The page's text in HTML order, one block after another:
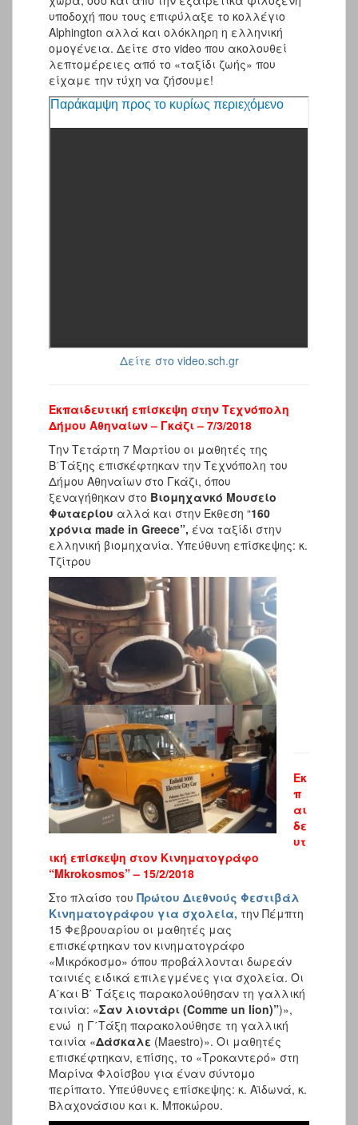
υποδοχή που τους επιφύλαξε το κολλέγιο
Alphington αλλά και ολόκληρη η ελληνική
ομογένεια. Δείτε στο video που ακολουθεί
λεπτομέρειες από το «ταξίδι ζωής» που
είχαμε την τύχη να ζήσουμε!
Δείτε στο video.sch.gr
Εκπαιδευτική επίσκεψη στην Τεχνόπολη
Δήμου Αθηναίων – Γκάζι – 7/3/2018
Την Τετάρτη 7 Μαρτίου οι μαθητές της
Β΄Τάξης επισκέφτηκαν την Τεχνόπολη του
Δήμου Αθηναίων στο Γκάζι, όπου
ξεναγήθηκαν στο Βιομηχανκό Μουσείο
Φωταερίου αλλά και στην Έκθεση “160
χρόνια made in Greece”, ένα ταξίδι στην
ελληνική βιομηχανία. Υπεύθυνη επίσκεψης: κ.
Τζίτρου
Εκ
π
αι
δε
υτ
ική επίσκεψη στον Κινηματογράφο
“Mkrokosmos” – 15/2/2018
Στο πλαίσο του Πρώτου Διεθνούς Φεστιβάλ
Κινηματογράφου για σχολεία, την Πέμπτη
15 Φεβρουαρίου οι μαθητές μας
επισκέφτηκαν τον κινηματογράφο
«Μικρόκοσμο» όπου προβάλλονται δωρεάν
ταινιές ειδικά επιλεγμένες για σχολεία. Οι
Α΄και Β΄ Τάξεις παρακολούθησαν τη γαλλική
ταινία: «Σαν λιοντάρι (Comme un lion)”)»,
ενώ η Γ΄Τάξη παρακολούθησε τη γαλλική
ταινία «Δάσκαλε (Maestro)». Οι μαθητές
επισκέφτηκαν, επίσης, το «Τροκαντερό» στη
Μαρίνα Φλοίσβου για έναν σύντομο
περίπατο. Υπεύθυνες επίσκεψης: κ. Αϊδωνά, κ.
Βλαχονάσιου και κ. Μποκώρου.